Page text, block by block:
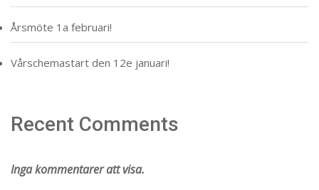
Årsmöte 1a februari!
Vårschemastart den 12e januari!
Recent Comments
Inga kommentarer att visa.